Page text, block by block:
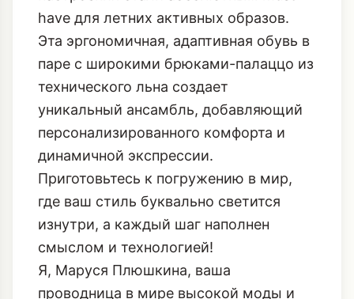
have для летних активных образов.
Эта эргономичная, адаптивная обувь в
паре с широкими брюками-палаццо из
технического льна создает
уникальный ансамбль, добавляющий
персонализированного комфорта и
динамичной экспрессии.
Приготовьтесь к погружению в мир,
где ваш стиль буквально светится
изнутри, а каждый шаг наполнен
смыслом и технологией!
Я, Маруся Плюшкина, ваша
проводница в мире высокой моды и